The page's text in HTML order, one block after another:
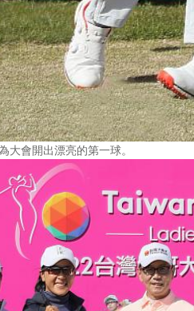
會開出漂亮的第一球。